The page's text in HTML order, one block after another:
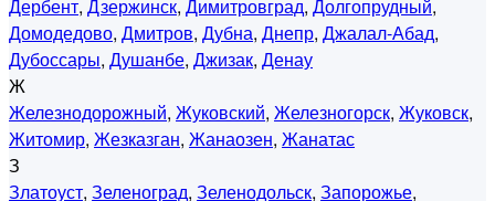
Дербент, Дзержинск, Димитровград, Долгопрудный,
Домодедово, Дмитров, Дубна, Днепр, Джалал-Абад,
Дубоссары, Душанбе, Джизак, Денау
Ж
Железнодорожный, Жуковский, Железногорск, Жуковск,
Житомир, Жезказган, Жанаозен, Жанатас
З
Златоуст, Зеленоград, Зеленодольск, Запорожье,